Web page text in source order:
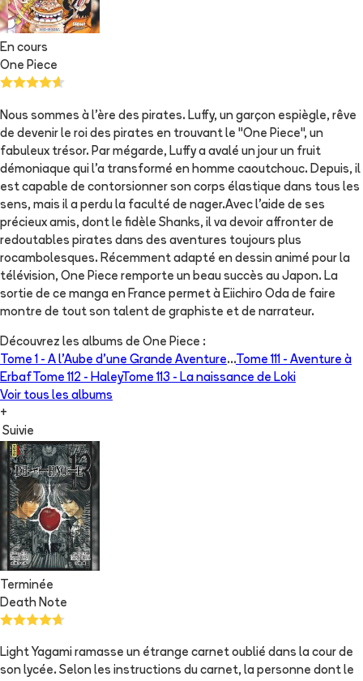
En cours
One Piece
Nous sommes à l'ère des pirates. Luffy, un garçon espiègle, rêve
de devenir le roi des pirates en trouvant le "One Piece", un
fabuleux trésor. Par mégarde, Luffy a avalé un jour un fruit
démoniaque qui l'a transformé en homme caoutchouc. Depuis, il
est capable de contorsionner son corps élastique dans tous les
sens, mais il a perdu la faculté de nager.Avec l'aide de ses
précieux amis, dont le fidèle Shanks, il va devoir affronter de
redoutables pirates dans des aventures toujours plus
rocambolesques. Récemment adapté en dessin animé pour la
télévision, One Piece remporte un beau succès au Japon. La
sortie de ce manga en France permet à Eiichiro Oda de faire
montre de tout son talent de graphiste et de narrateur.
Découvrez les albums de One Piece :
Tome 1 - A l'Aube d'une Grande Aventure...Tome 111 - Aventure à
Erbaf
Tome 112 - HaleyTome 113 - La naissance de Loki
Voir tous les albums
+
Suivie
Terminée
Death Note
Light Yagami ramasse un étrange carnet oublié dans la cour de
son lycée. Selon les instructions du carnet, la personne dont le